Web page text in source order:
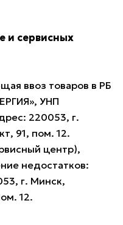
и сервисных
ввоз товаров в РБ
УНП
220053, г.
91, пом. 12.
центр),
недостатков:
г. Минск,
12.